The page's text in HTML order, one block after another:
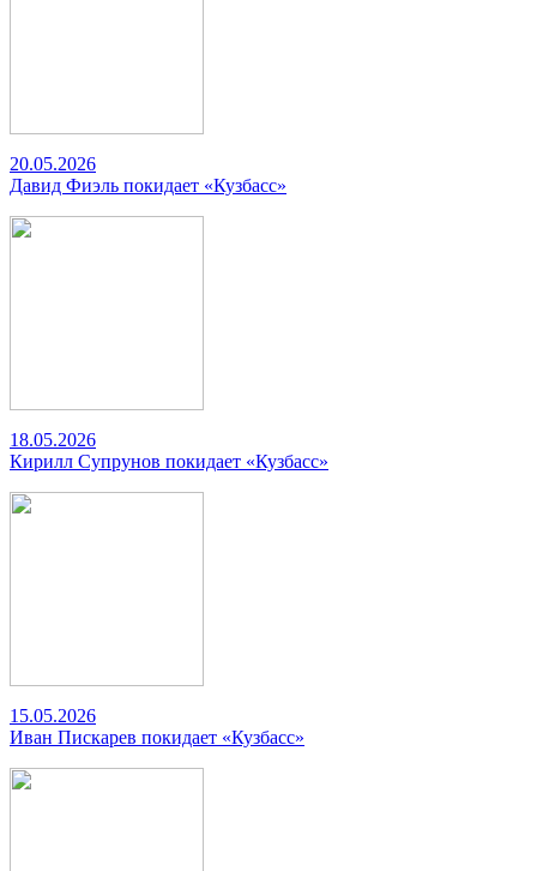
20.05.2026
Давид Фиэль покидает «Кузбасс»
18.05.2026
Кирилл Супрунов покидает «Кузбасс»
15.05.2026
Иван Пискарев покидает «Кузбасс»